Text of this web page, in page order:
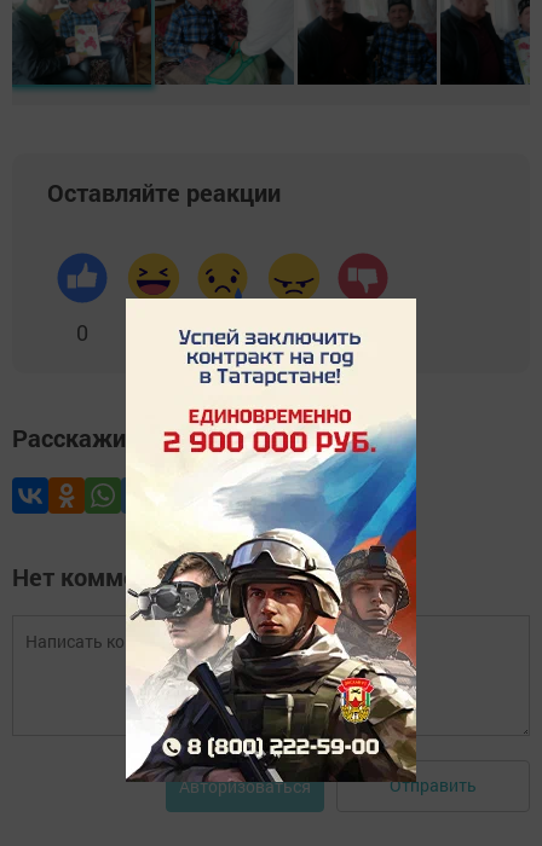
Оставляйте реакции
0 0 0 0
Расскажите друзьям
Нет комментариев
Авторизоваться Отправить